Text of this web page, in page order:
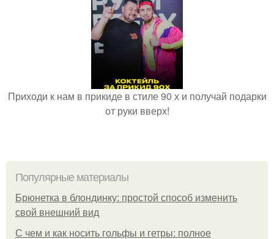
Приходи к нам в прикиде в стиле 90 х и получай подарки
от руки вверх!
Популярные материалы
Брюнетка в блондинку: простой способ изменить
свой внешний вид
С чем и как носить гольфы и гетры: полное